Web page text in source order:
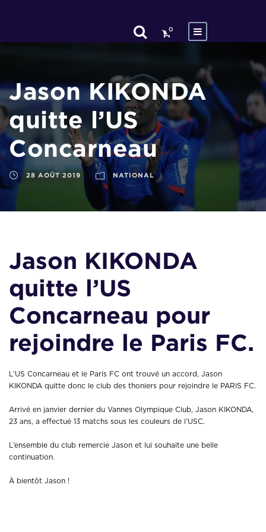
0
Jason KIKONDA
quitte l’US
Concarneau
28 AOÛT 2019 NATIONAL
Jason KIKONDA
quitte l’US
Concarneau pour
rejoindre le Paris FC.
L’US Concarneau et le Paris FC ont trouvé un accord, Jason
KIKONDA quitte donc le club des thoniers pour rejoindre le PARIS FC.
Arrivé en janvier dernier du Vannes Olympique Club, Jason KIKONDA,
23 ans, a effectué 13 matchs sous les couleurs de l’USC.
L’ensemble du club remercie Jason et lui souhaite une belle
continuation.
À bientôt Jason !